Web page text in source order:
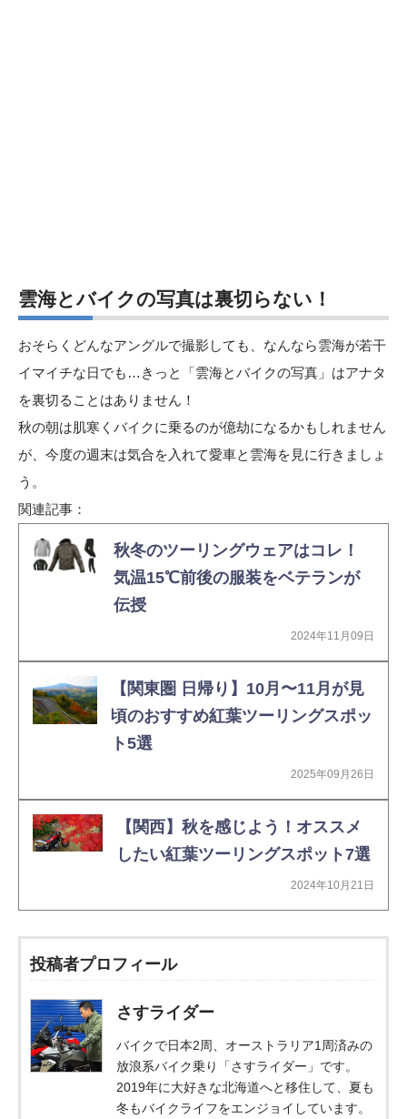
雲海とバイクの写真は裏切らない！
おそらくどんなアングルで撮影しても、なんなら雲海が若干
イマイチな日でも…きっと「雲海とバイクの写真」はアナタ
を裏切ることはありません！
秋の朝は肌寒くバイクに乗るのが億劫になるかもしれません
が、今度の週末は気合を入れて愛車と雲海を見に行きましょ
う。
関連記事：
秋冬のツーリングウェアはコレ！
気温15℃前後の服装をベテランが
伝授
2024年11月09日
【関東圏 日帰り】10月〜11月が見
頃のおすすめ紅葉ツーリングスポッ
ト5選
2025年09月26日
【関西】秋を感じよう！オススメ
したい紅葉ツーリングスポット7選
2024年10月21日
投稿者プロフィール
さすライダー
バイクで日本2周、オーストラリア1周済みの
放浪系バイク乗り「さすライダー」です。
2019年に大好きな北海道へと移住して、夏も
冬もバイクライフをエンジョイしています。